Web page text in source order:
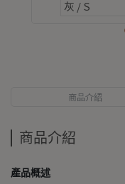
商品介紹
商品介紹
產品概述